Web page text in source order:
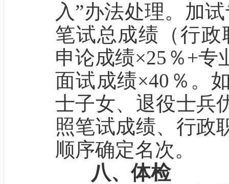
入”办法处理。加
笔试总成绩（行政
申论成绩×25％+专
面试成绩×40％。
士子女、退役士兵
照笔试成绩、行政
顺序确定名次。
八、体检